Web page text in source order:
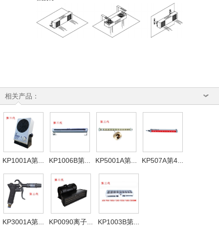
相关产品：
KP1001A第... KP1006B第... KP5001A第... KP507A第4...
KP3001A第... KP0090离子... KP1003B第...